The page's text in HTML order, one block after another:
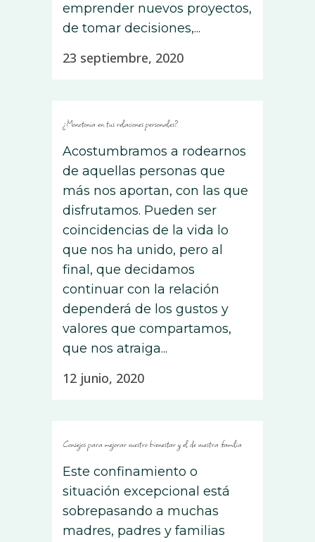
emprender nuevos proyectos,
de tomar decisiones,...
23 septiembre, 2020
¿Monotonia en tus relaciones personales?
Acostumbramos a rodearnos
de aquellas personas que
más nos aportan, con las que
disfrutamos. Pueden ser
coincidencias de la vida lo
que nos ha unido, pero al
final, que decidamos
continuar con la relación
dependerá de los gustos y
valores que compartamos,
que nos atraiga...
12 junio, 2020
Consejos para mejorar vuestro bienestar y el de vuestra familia
Este confinamiento o
situación excepcional está
sobrepasando a muchas
madres, padres y familias